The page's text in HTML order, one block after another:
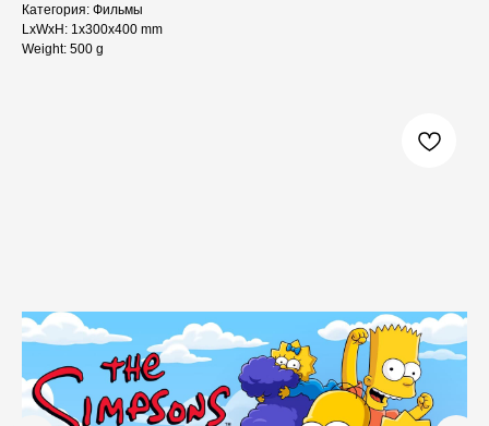
Категория: Фильмы
LxWxH: 1x300x400 mm
Weight: 500 g